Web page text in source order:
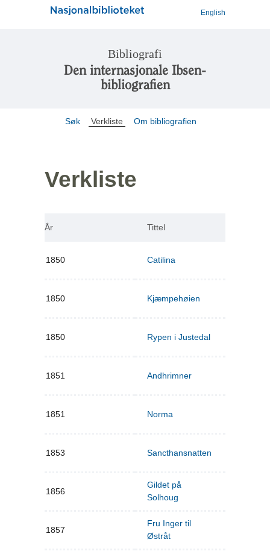
English
Bibliografi
Den internasjonale Ibsen-
bibliografien
Søk Verkliste Om bibliografien
Verkliste
År Tittel
1850 Catilina
1850 Kjæmpehøien
1850 Rypen i Justedal
1851 Andhrimner
1851 Norma
1853 Sancthansnatten
1856
Gildet på
Solhoug
1857
Fru Inger til
Østråt